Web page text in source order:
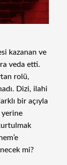
kazanan ve
veda etti.
rolü,
Dizi, ilahi
bir açıyla
yerine
mi?